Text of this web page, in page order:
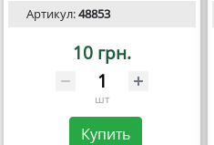
Артикул:48853
10 грн.
шт
Купить